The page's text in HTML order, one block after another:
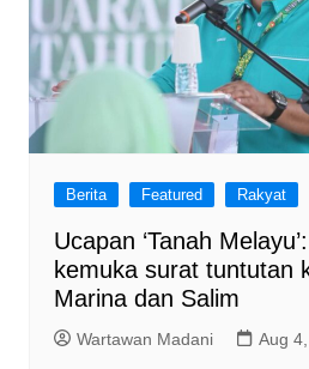
Berita Featured Rakyat
Ucapan ‘Tanah
kemuka surat tuntutan
Marina dan Salim
Wartawan Madani Aug